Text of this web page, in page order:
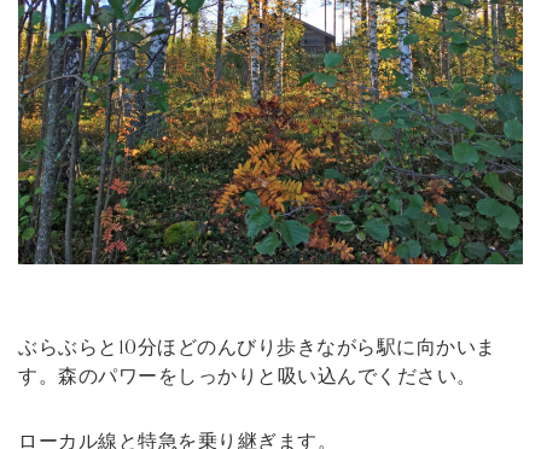
ぶらぶらと10分ほどのんびり歩きながら駅に向かいま
す。森のパワーをしっかりと吸い込んでください。
ローカル線と特急を乗り継ぎます。